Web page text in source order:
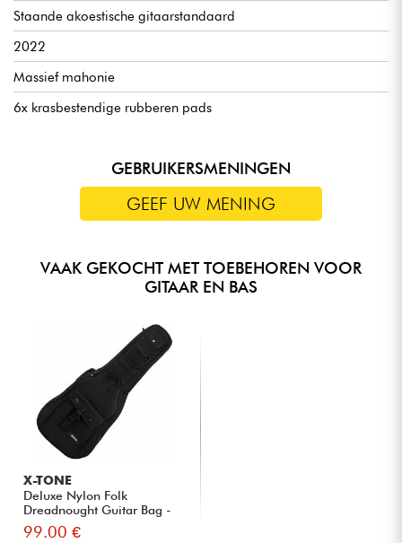
Staande akoestische gitaarstandaard
2022
Massief mahonie
6x krasbestendige rubberen pads
GEBRUIKERSMENINGEN
GEEF UW MENING
VAAK GEKOCHT MET TOEBEHOREN VOOR
GITAAR EN BAS
X-TONE
Deluxe Nylon Folk
Dreadnought Guitar Bag -
Black
99.00 €